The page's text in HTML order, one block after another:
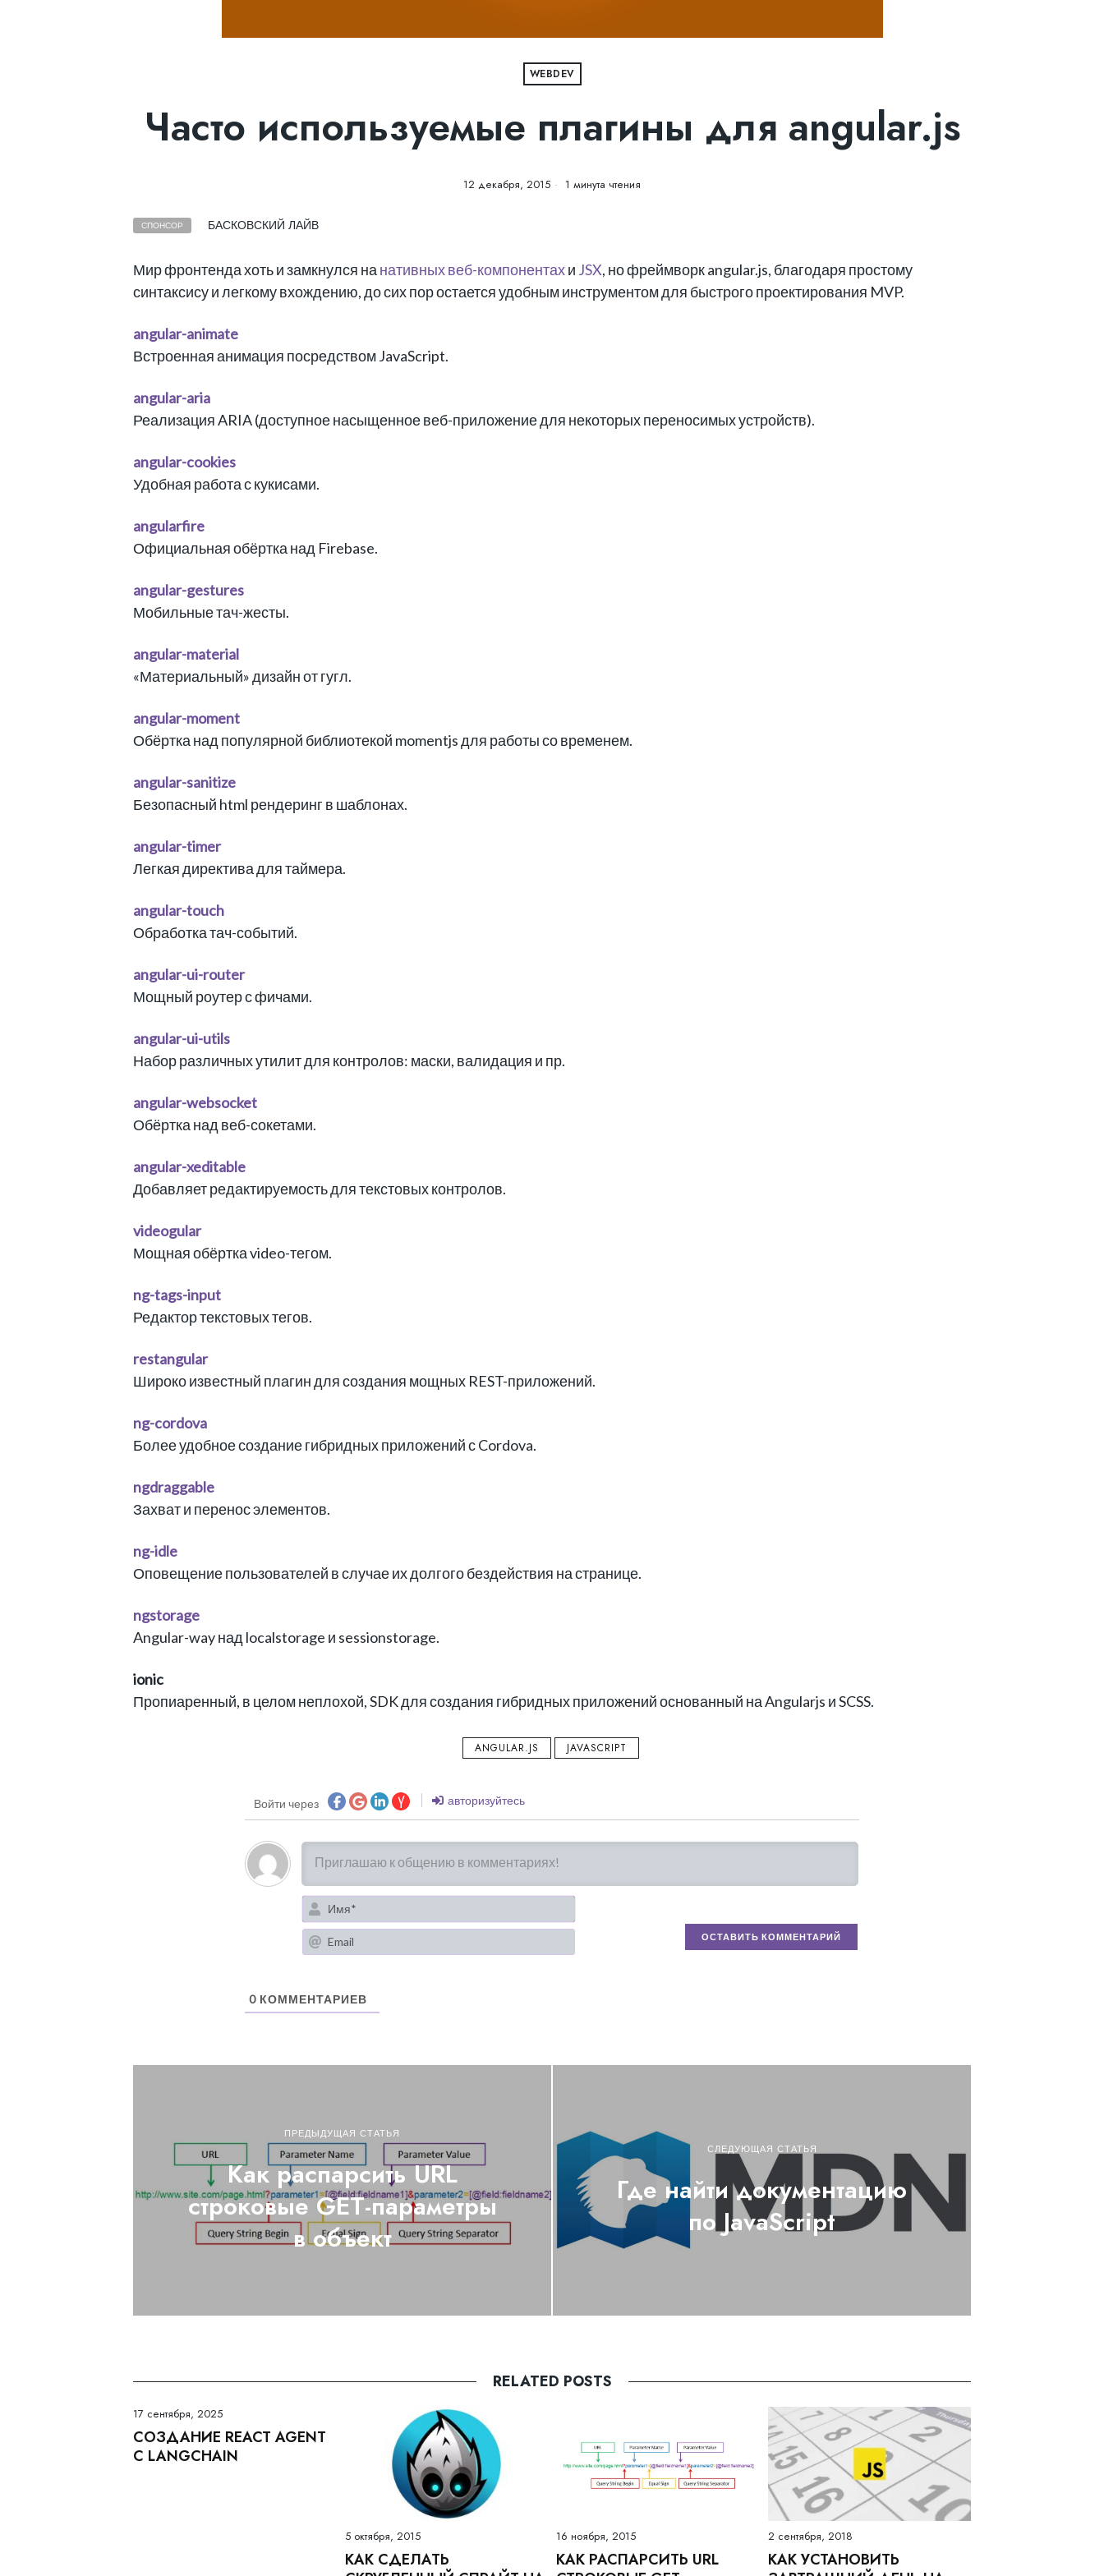
WEBDEV
Часто используемые плагины для angular.js
12 декабря, 2015 1 минута чтения
СПОНСОР БАСКОВСКИЙ ЛАЙВ
Мир фронтенда хоть и замкнулся на нативных веб-компонентахи JSX, но фреймворк angular.js, благодаря простому
синтаксису и легкому вхождению, до сих пор остается удобным инструментом для быстрого проектирования MVP.
angular-animate
Встроенная анимация посредством JavaScript.
angular-aria
Реализация ARIA (доступное насыщенное веб-приложение для некоторых переносимых устройств).
angular-cookies
Удобная работа с кукисами.
angularfire
Официальная обёртка над Firebase.
angular-gestures
Мобильные тач-жесты.
angular-material
«Материальный» дизайн от гугл.
angular-moment
Обёртка над популярной библиотекой momentjs для работы со временем.
angular-sanitize
Безопасный html рендеринг в шаблонах.
angular-timer
Легкая директива для таймера.
angular-touch
Обработка тач-событий.
angular-ui-router
Мощный роутер с фичами.
angular-ui-utils
Набор различных утилит для контролов: маски, валидация и пр.
angular-websocket
Обёртка над веб-сокетами.
angular-xeditable
Добавляет редактируемость для текстовых контролов.
videogular
Мощная обёртка video-тегом.
ng-tags-input
Редактор текстовых тегов.
restangular
Широко известный плагин для создания мощных REST-приложений.
ng-cordova
Более удобное создание гибридных приложений с Cordova.
ngdraggable
Захват и перенос элементов.
ng-idle
Оповещение пользователей в случае их долгого бездействия на странице.
ngstorage
Angular-way над localstorage и sessionstorage.
ionic
Пропиаренный, в целом неплохой, SDK для создания гибридных приложений основанный на Angularjs и SCSS.
ANGULAR.JS JAVASCRIPT
Войти через авторизуйтесь
Имя*
Email
0 КОММЕНТАРИЕВ
ПРЕДЫДУЩАЯ СТАТЬЯ
Как распарсить URL
строковые GET-параметры
в объект
СЛЕДУЮЩАЯ СТАТЬЯ
Где найти документацию
по JavaScript
RELATED POSTS
17 сентября, 2025
СОЗДАНИЕ REACT AGENT
С LANGCHAIN
5 октября, 2015
КАК СДЕЛАТЬ
16 ноября, 2015
КАК РАСПАРСИТЬ URL
2 сентября, 2018
КАК УСТАНОВИТЬ